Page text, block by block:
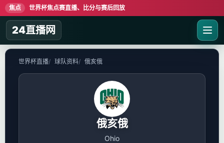
焦点 世界杯焦点赛直播、比分与赛后回放
24直播网
世界杯直播 球队资料 俄亥俄
俄亥俄
Ohio